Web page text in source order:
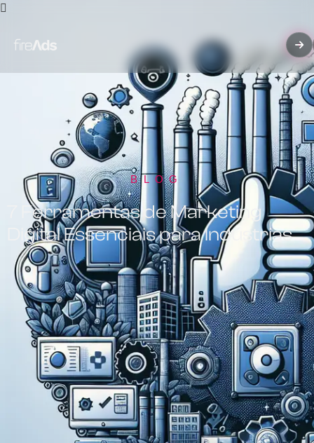
BLOG
7 Ferramentas de Marketing
Digital Essenciais para Indústrias